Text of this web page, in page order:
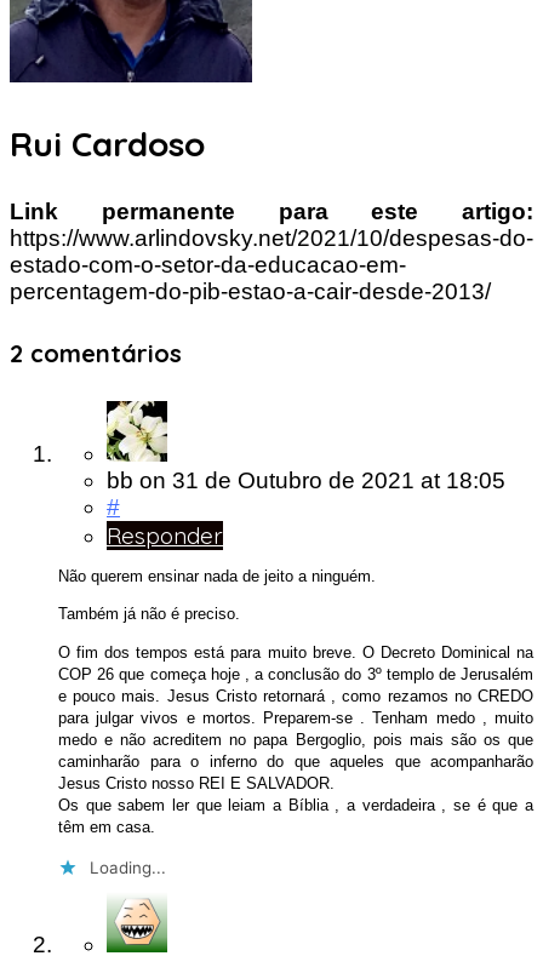
Rui Cardoso
Link permanente para este artigo:
https://www.arlindovsky.net/2021/10/despesas-do-
estado-com-o-setor-da-educacao-em-
percentagem-do-pib-estao-a-cair-desde-2013/
2 comentários
bb on 31 de Outubro de 2021 at 18:05
#
Responder
Não querem ensinar nada de jeito a ninguém.
Também já não é preciso.
O fim dos tempos está para muito breve. O Decreto Dominical na
COP 26 que começa hoje , a conclusão do 3º templo de Jerusalém
e pouco mais. Jesus Cristo retornará , como rezamos no CREDO
para julgar vivos e mortos. Preparem-se . Tenham medo , muito
medo e não acreditem no papa Bergoglio, pois mais são os que
caminharão para o inferno do que aqueles que acompanharão
Jesus Cristo nosso REI E SALVADOR.
Os que sabem ler que leiam a Bíblia , a verdadeira , se é que a
têm em casa.
Loading...